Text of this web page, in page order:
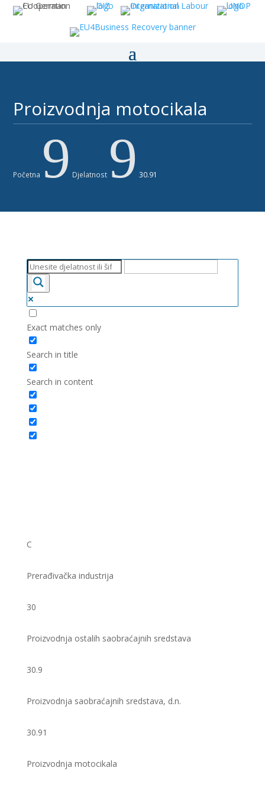
Proizvodnja motocikala ​
Početna 9 Djelatnost 9 30.91
Exact matches only
Search in title
Search in content
C
Prerađivačka industrija
30
Proizvodnja ostalih saobraćajnih sredstava
30.9
Proizvodnja saobraćajnih sredstava, d.n.
30.91
Proizvodnja motocikala ​